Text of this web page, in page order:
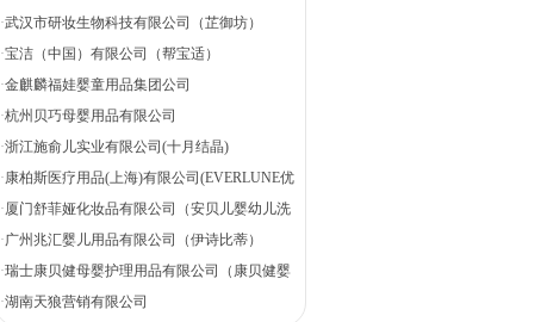
·武汉市研妆生物科技有限公司（芷御坊）
·宝洁（中国）有限公司（帮宝适）
·金麒麟福娃婴童用品集团公司
·杭州贝巧母婴用品有限公司
·浙江施俞儿实业有限公司(十月结晶)
·康柏斯医疗用品(上海)有限公司(EVERLUNE优
弗森活)
·厦门舒菲娅化妆品有限公司（安贝儿婴幼儿洗
护）
·广州兆汇婴儿用品有限公司（伊诗比蒂）
·瑞士康贝健母婴护理用品有限公司（康贝健婴
童洗护）
·湖南天狼营销有限公司